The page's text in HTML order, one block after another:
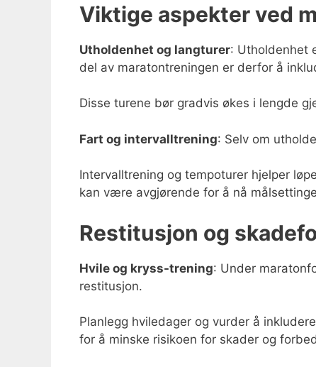
Viktige aspekter ved
Utholdenhet og langturer: Utholdenhet
del av maratontreningen er derfor å
Disse turene bør gradvis økes i lengde
Fart og intervalltrening: Selv om
Intervalltrening og tempoturer hjelper
kan være avgjørende for å nå
Restitusjon og
Hvile og kryss-trening: Under
restitusjon.
Planlegg hviledager og vurder å
for å minske risikoen for skader og